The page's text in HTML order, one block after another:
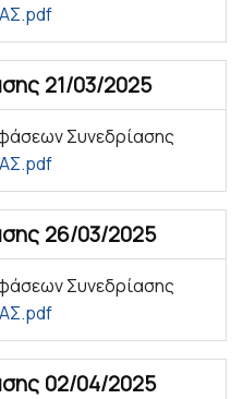
21/03/2025
Συνεδρίασης
26/03/2025
Συνεδρίασης
02/04/2025